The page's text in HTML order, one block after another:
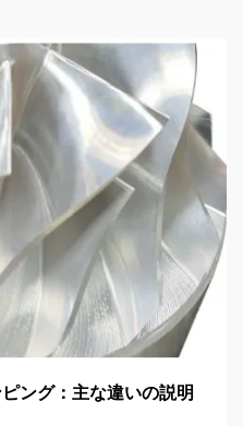
ング：主な違いの説明